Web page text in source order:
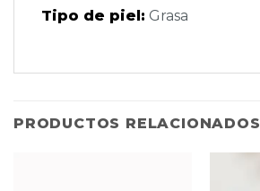
Tipo de piel: Grasa
PRODUCTOS RELACIONADOS